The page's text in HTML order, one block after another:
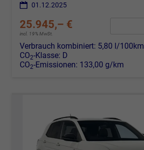
01.12.2025
25.945,– €
incl. 19% MwSt.
Verbrauch kombiniert: 5,80 l/100km
CO2-Klasse: D
CO2-Emissionen: 133,00 g/km